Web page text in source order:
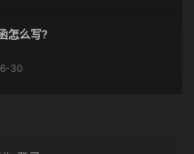
怎么写?
30